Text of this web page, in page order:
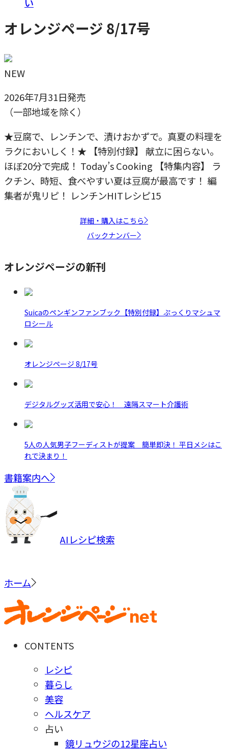
オレンジページ 8/17号
NEW
2026年7月31日発売
（一部地域を除く）
★豆腐で、レンチンで、漬けおかずで。真夏の料理を
ラクにおいしく！★ 【特別付録】 献立に困らない。
ほぼ20分で完成！ Today’s Cooking 【特集内容】 ラ
クチン、時短、食べやすい夏は豆腐が最高です！ 編
集者が鬼リピ！ レンチンHITレシピ15
詳細・購入はこちら
バックナンバー
オレンジページの新刊
Suicaのペンギンファンブック【特別付録】ぷっくりマシュマ
ロシール
オレンジページ 8/17号
デジタルグッズ活用で安心！ 遠隔スマート介護術
5人の人気男子フーディストが提案 簡単即決！ 平日メシはこ
れで決まり！
書籍案内へ
AIレシピ検索
ホーム
CONTENTS
レシピ
暮らし
美容
ヘルスケア
占い
鏡リュウジの12星座占い